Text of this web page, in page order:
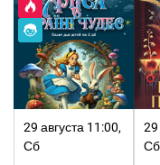
29 августа 11:00,
Сб
29
Сб